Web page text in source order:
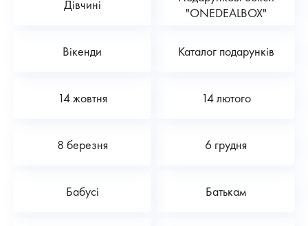
Дівчині
"ONEDEALBOX"
Вікенди Каталог подарунків
14 жовтня 14 лютого
8 березня 6 грудня
Бабусі Батькам